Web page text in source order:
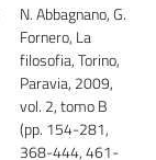
N. Abbagnano, G.
Fornero, La
filosofia, Torino,
Paravia, 2009,
vol. 2, tomo B
(pp. 154-281,
368-444, 461-